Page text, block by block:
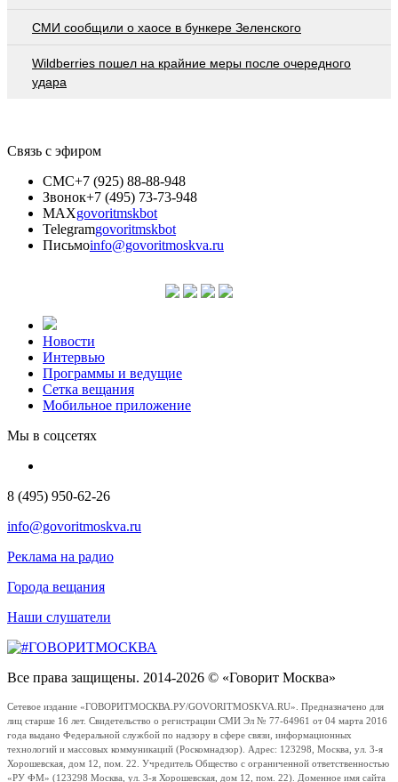
СМИ сообщили о хаосе в бункере Зеленского
Wildberries пошел на крайние меры после очередного
удара
Связь с эфиром
СМС+7 (925) 88-88-948
Звонок+7 (495) 73-73-948
MAXgovoritmskbot
Telegramgovoritmskbot
Письмоinfo@govoritmoskva.ru
Новости
Интервью
Программы и ведущие
Сетка вещания
Мобильное приложение
Мы в соцсетях
8 (495) 950-62-26
info@govoritmoskva.ru
Реклама на радио
Города вещания
Наши слушатели
Все права защищены. 2014-2026 © «Говорит Москва»
Сетевое издание «ГОВОРИТМОСКВА.РУ/GOVORITMOSKVA.RU». Предназначено для
лиц старше 16 лет. Свидетельство о регистрации СМИ Эл № 77-64961 от 04 марта 2016
года выдано Федеральной службой по надзору в сфере связи, информационных
технологий и массовых коммуникаций (Роскомнадзор). Адрес: 123298, Москва, ул. 3-я
Хорошевская, дом 12, пом. 22. Учредитель Общество с ограниченной ответственностью
«РУ ФМ» (123298 Москва, ул. 3-я Хорошевская, дом 12, пом. 22). Доменное имя сайта